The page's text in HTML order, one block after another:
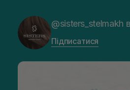
@sisters_stelmakh
Підписатися